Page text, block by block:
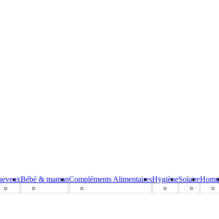
Bébé & mamanCompléments AlimentairesHygièneSolaire